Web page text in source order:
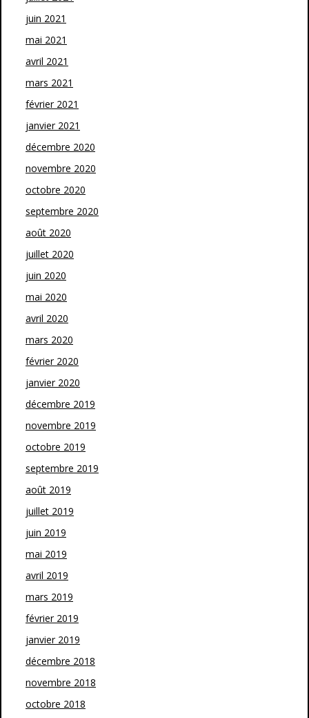
juin 2021
mai 2021
avril 2021
mars 2021
février 2021
janvier 2021
décembre 2020
novembre 2020
octobre 2020
septembre 2020
août 2020
juillet 2020
juin 2020
mai 2020
avril 2020
mars 2020
février 2020
janvier 2020
décembre 2019
novembre 2019
octobre 2019
septembre 2019
août 2019
juillet 2019
juin 2019
mai 2019
avril 2019
mars 2019
février 2019
janvier 2019
décembre 2018
novembre 2018
octobre 2018